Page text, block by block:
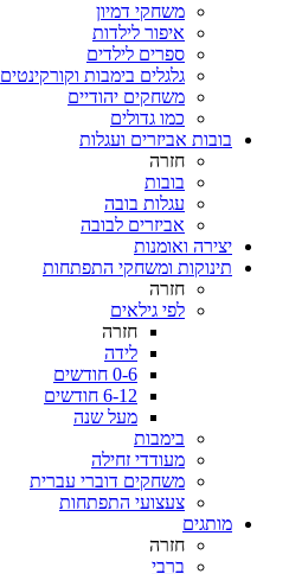
משחקי דמיון
איפור לילדות
ספרים לילדים
גלגלים בימבות וקורקינטים
משחקים יהודיים
כמו גדולים
בובות אביזרים ועגלות
חזרה
בובות
עגלות בובה
אביזרים לבובה
יצירה ואומנות
תינוקות ומשחקי התפתחות
חזרה
לפי גילאים
חזרה
לידה
0-6 חודשים
6-12 חודשים
מעל שנה
בימבות
מעודדי זחילה
משחקים דוברי עברית
צעצועי התפתחות
מותגים
חזרה
ברבי